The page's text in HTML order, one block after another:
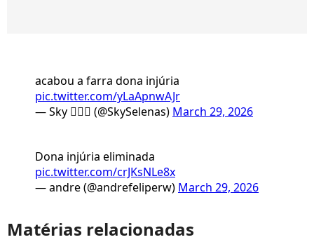
acabou a farra dona injúria
pic.twitter.com/yLaApnwAJr
— Sky 🧙🏻‍♀️ (@SkySelenas) March 29, 2026
Dona injúria eliminada
pic.twitter.com/crJKsNLe8x
— andre (@andrefeliperw) March 29, 2026
Matérias relacionadas